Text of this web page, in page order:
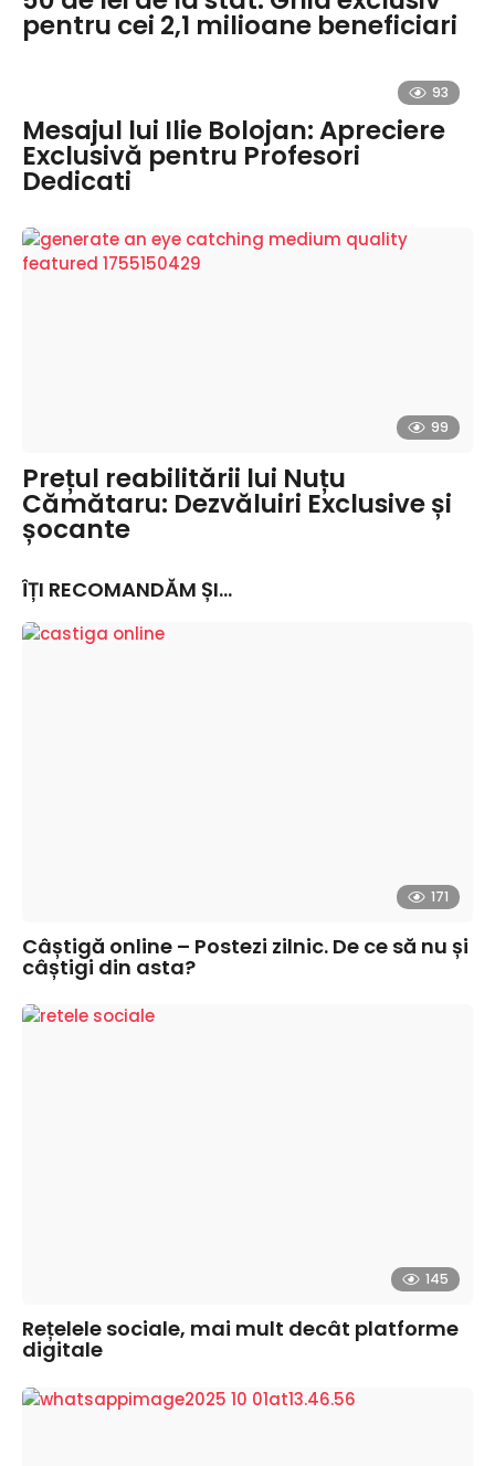
pentru cei 2,1 milioane beneficiari
93
Mesajul lui Ilie Bolojan: Apreciere
Exclusivă pentru Profesori
Dedicati
99
Prețul reabilitării lui Nuțu
Cămătaru: Dezvăluiri Exclusive și
șocante
ÎȚI RECOMANDĂM ȘI...
171
Câștigă online – Postezi zilnic. De ce să nu și
câștigi din asta?
145
Rețelele sociale, mai mult decât platforme
digitale